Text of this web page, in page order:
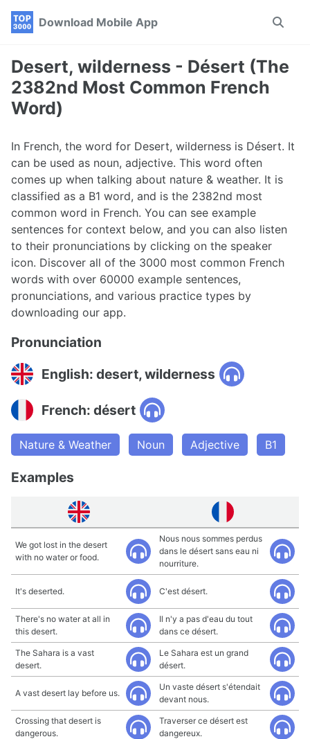
Skip
navigation
Skip
Skip
Download Mobile App
Toggle
Desert, wilderness - Désert (The
2382nd Most Common French
Word)
In French, the word for Desert, wilderness is Désert. It
can be used as noun, adjective. This word often
comes up when talking about nature & weather. It is
classified as a B1 word, and is the 2382nd most
common word in French. You can see example
sentences for context below, and you can also listen
to their pronunciations by clicking on the speaker
icon. Discover all of the 3000 most common French
words with over 60000 example sentences,
pronunciations, and various practice types by
downloading our app.
Pronunciation
English: desert, wilderness
French: désert
Nature & Weather Noun Adjective B1
Examples
We got lost in the desert
with no water or food.
Nous nous sommes perdus
dans le désert sans eau ni
nourriture.
It's deserted. C'est désert.
There's no water at all in
this desert.
Il n'y a pas d'eau du tout
dans ce désert.
The Sahara is a vast
desert.
Le Sahara est un grand
désert.
A vast desert lay before us.
Un vaste désert s'étendait
devant nous.
Crossing that desert is
dangerous.
Traverser ce désert est
dangereux.